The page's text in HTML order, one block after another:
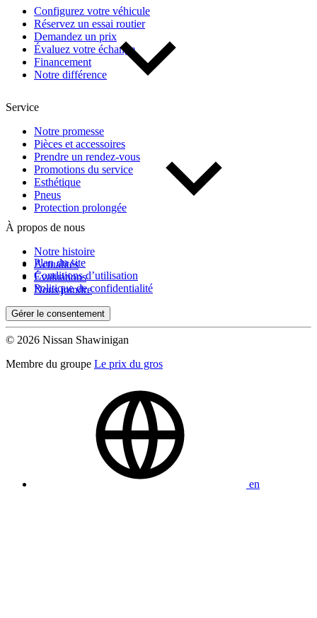
Configurez votre véhicule
Réservez un essai routier
Demandez un prix
Évaluez votre échange
Financement
Notre différence
Service
Notre promesse
Pièces et accessoires
Prendre un rendez-vous
Promotions du service
Esthétique
Pneus
Protection prolongée
À propos de nous
Notre histoire
Actualités
Évaluations
Nous joindre
Plan du site
Conditions d’utilisation
Politique de confidentialité
Gérer le consentement
© 2026 Nissan Shawinigan
Membre du groupe Le prix du gros
en